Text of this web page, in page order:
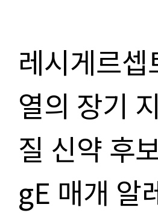
레시게르
열의 장기
질 신약 후
gE 매개 알